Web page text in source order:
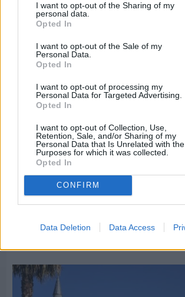
I want to opt-out of the Sharing of my
personal data.
Opted In
I want to opt-out of the Sale of my
Personal Data.
Opted In
I want to opt-out of processing my
Personal Data for Targeted Advertising.
Opted In
I want to opt-out of Collection, Use,
Retention, Sale, and/or Sharing of my
Personal Data that Is Unrelated with the
Purposes for which it was collected.
Opted In
CONFIRM
Data Deletion Data Access
Πριν 9 ημέρες
Διακοπές ρεύματος: Συνασπισμό των
επιχειρήσεων προτείνει το